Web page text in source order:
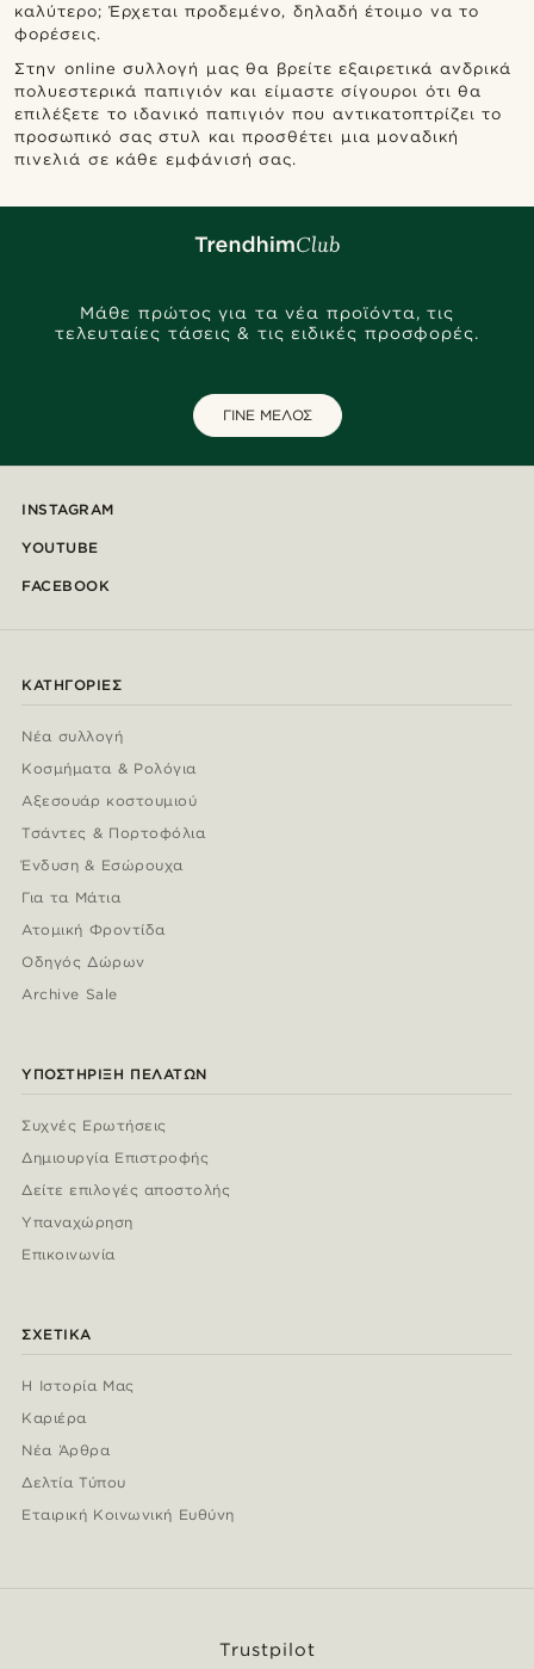
καλύτερο; Έρχεται προδεμένο, δηλαδή έτοιμο να το
φορέσεις.
Στην online συλλογή μας θα βρείτε εξαιρετικά ανδρικά
πολυεστερικά παπιγιόν και είμαστε σίγουροι ότι θα
επιλέξετε το ιδανικό παπιγιόν που αντικατοπτρίζει το
προσωπικό σας στυλ και προσθέτει μια μοναδική
πινελιά σε κάθε εμφάνισή σας.
Μάθε πρώτος για τα νέα προϊόντα, τις
τελευταίες τάσεις & τις ειδικές προσφορές.
ΓΙΝΕ ΜΕΛΟΣ
INSTAGRAM
YOUTUBE
FACEBOOK
ΚΑΤΗΓΟΡΊΕΣ
Νέα συλλογή
Κοσμήματα & Ρολόγια
Αξεσουάρ κοστουμιού
Τσάντες & Πορτοφόλια
Ένδυση & Εσώρουχα
Για τα Μάτια
Ατομική Φροντίδα
Οδηγός Δώρων
Archive Sale
ΥΠΟΣΤΉΡΙΞΗ ΠΕΛΑΤΏΝ
Συχνές Ερωτήσεις
Δημιουργία Επιστροφής
Δείτε επιλογές αποστολής
Υπαναχώρηση
Επικοινωνία
ΣΧΕΤΙΚΆ
Η Ιστορία Μας
Καριέρα
Νέα Άρθρα
Δελτία Τύπου
Εταιρική Κοινωνική Ευθύνη
Trustpilot